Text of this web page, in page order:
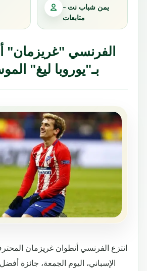
يمن شباب نت -
متابعات
الفرنسي
بـ"يوروبا ليغ"
انتزع الفرنسي أنطوان غريزمان
الإسباني، اليوم الجمعة، جائزة